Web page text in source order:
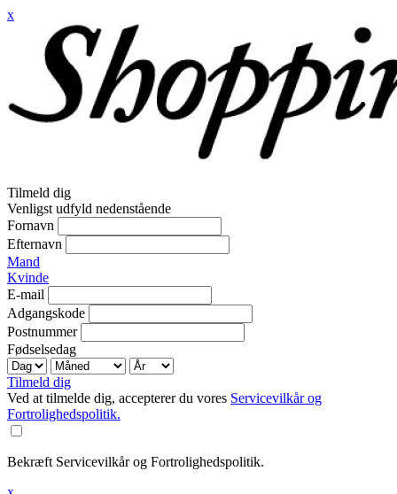
x
Tilmeld dig
Venligst udfyld nedenstående
Fornavn
Efternavn
Mand
Kvinde
E-mail
Adgangskode
Postnummer
Fødselsedag
Tilmeld dig
Ved at tilmelde dig, accepterer du vores Servicevilkår og
Fortrolighedspolitik.
Bekræft Servicevilkår og Fortrolighedspolitik.